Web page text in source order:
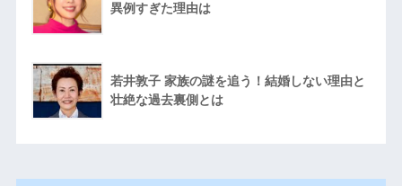
異例すぎた理由は
若井敦子 家族の謎を追う！結婚しない理由と
壮絶な過去裏側とは